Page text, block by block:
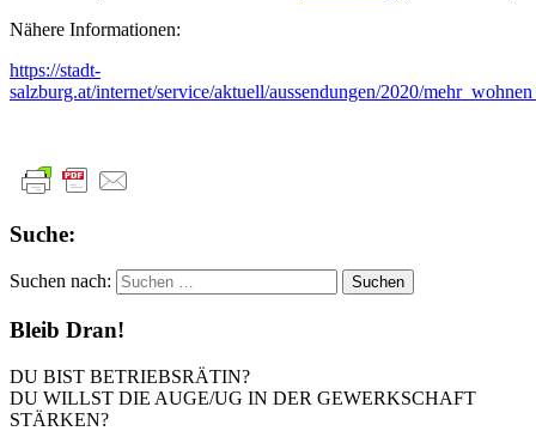
Nähere Informationen:
https://stadt-
salzburg.at/internet/service/aktuell/aussendungen/2020/
Suche:
Suchen nach:
Bleib Dran!
DU BIST BETRIEBSRÄTIN?
DU WILLST DIE AUGE/UG IN DER GEWERKSCHAFT
STÄRKEN?